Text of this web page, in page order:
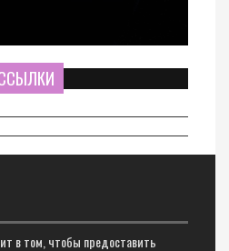
в том, чтобы предоставить